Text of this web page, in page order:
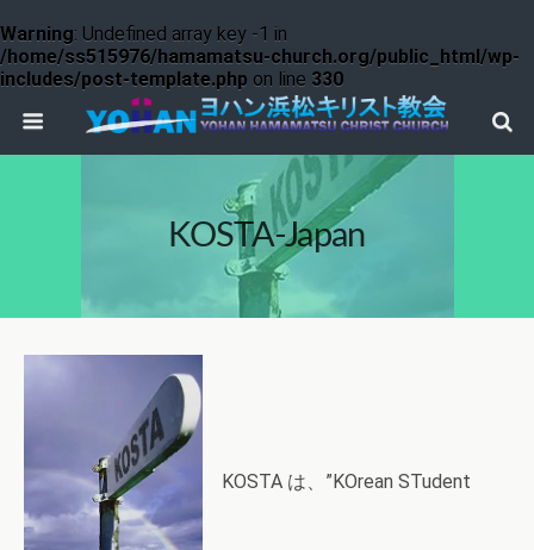
Warning: Undefined array key -1 in
/home/ss515976/hamamatsu-church.org/public_html/wp-
includes/post-template.php on line 330
KOSTA-Japan
KOSTA は、”KOrean STudent